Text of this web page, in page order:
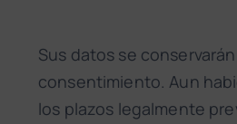
Sus datos se
consentimiento. Aun
los plazos legalmente